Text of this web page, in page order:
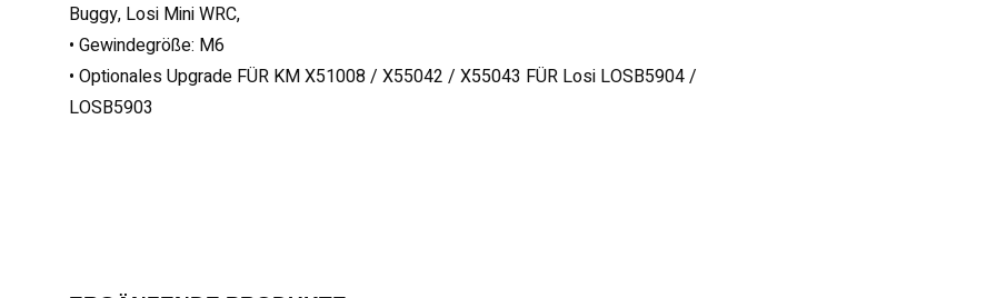
Buggy, Losi Mini WRC,
• Gewindegröße: M6
• Optionales Upgrade FÜR KM X51008 / X55042 / X55043 FÜR Losi LOSB5904 /
LOSB5903